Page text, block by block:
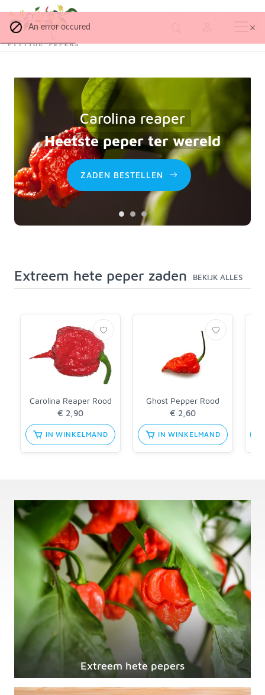
Carolina reaper
Heetste peper ter wereld
ZADEN BESTELLEN
Extreem hete peper zaden BEKIJK ALLES
Carolina Reaper Rood
€ 2,90
IN WINKELMAND
Ghost Pepper Rood
€ 2,60
IN WINKELMAND
Extreem hete pepers
An error occured